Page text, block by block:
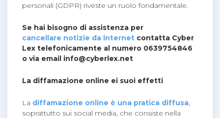
personali (GDPR) riveste un ruolo fondamentale.
Se hai bisogno di assistenza per
cancellare notizie da internet contatta Cyber
Lex telefonicamente al numero 0639754846
o via email info@cyberlex.net
La diffamazione online ei suoi effetti
La diffamazione online è una pratica diffusa,
soprattutto sui social media, che consiste nella